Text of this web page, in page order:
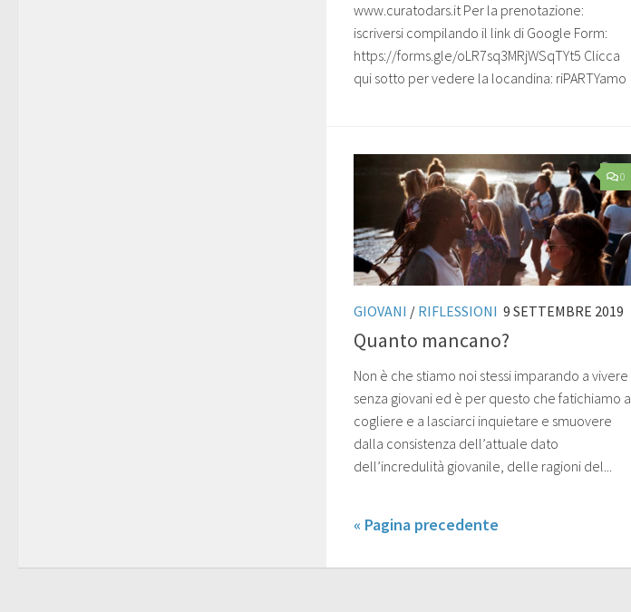
www.curatodars.it Per la prenotazione:
iscriversi compilando il link di Google Form:
https://forms.gle/oLR7sq3MRjWSqTYt5 Clicca
qui sotto per vedere la locandina: riPARTYamo
0
GIOVANI / RIFLESSIONI 9 SETTEMBRE 2019
Quanto mancano?
Non è che stiamo noi stessi imparando a vivere
senza giovani ed è per questo che fatichiamo a
cogliere e a lasciarci inquietare e smuovere
dalla consistenza dell’attuale dato
dell’incredulità giovanile, delle ragioni del...
« Pagina precedente